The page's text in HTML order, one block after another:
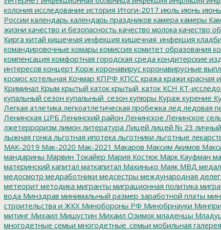
колония исследование история Итоги-2017 июль июнь
России календарь календарь праздников камера камеры
жизни качество и безопасность качество молока качество
Кирга китай кишечная инфекция кишечная_инфекция
командировочные комары комиссия комитет образования
компенсация комфортная городская среда кондитерские
интересов концерт Корж коронавирус коронавирусные
космос котельная Кочмар КПРФ КПСС кража кражи красная
Криминал Крым крытый каток крытый_каток КСН КТ-
купальный сезон купальный_сезон купюры Кураж курение
Легкая атлетика легкоатлетическая пробежка лед ледовая
Ленинская ЦРБ Ленинский район Ленинское Ленинское
лжетерроризм лимон литература Лицей лицей № 23
лыжная гонка льготная ипотека льготники льготные
МАК-2019 Мак-2020 Мак-2021 Макаров Максим Акимов
мандарины Марвин Токайер Мария Костюк Марк Кауфман
материнский капитал маткапитал Махинько Маяк МВД
медосмотр медработники медсестры международная
метеорит методика мигранты миграционная политика
вода Минздрав минимальный размер заработной платы
строительства и ЖКХ Минобороны РФ Минобрнауки
митинг Михаил Мишустин Михаил Озимок младенцы
многодетные семьи многодетные_семьи мобильная галерея